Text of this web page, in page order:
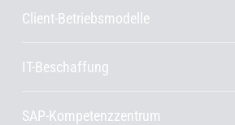
Client-Betriebsmodelle
IT-Beschaffung
SAP-Kompetenzzentrum